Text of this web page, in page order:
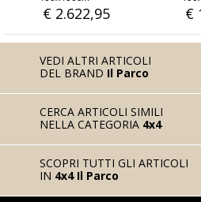
€ 1.639,34 € 778,69
VEDI ALTRI ARTICOLI
DEL BRAND Il Parco
CERCA ARTICOLI SIMILI
NELLA CATEGORIA 4x4
SCOPRI TUTTI GLI ARTICOLI
IN 4x4 Il Parco